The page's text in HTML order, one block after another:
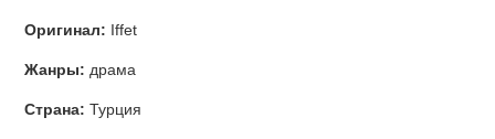
Оригинал: Iffet
Жанры: драма
Страна: Турция